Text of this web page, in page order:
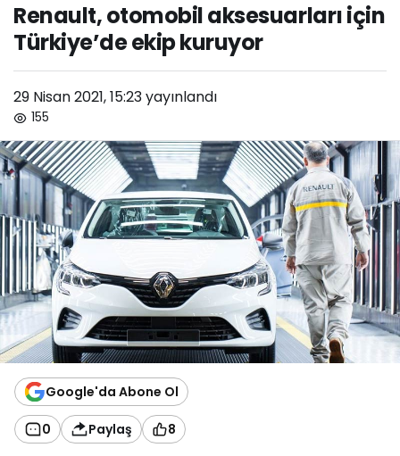
ekip kuruyor
Renault, otomobil aksesuarları için
Türkiye’de ekip kuruyor
29 Nisan 2021, 15:23yayınlandı
155
Google'da Abone Ol
0 Paylaş 8